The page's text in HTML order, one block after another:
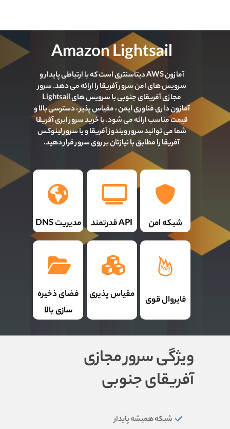
Amazon Lightsail
آمازون AWS دیتاسنتری است که با ارتباطی پایدار و
سرویس های امن سرور آفریقا را ارائه می دهد. سرور
مجازی آفریقای جنوبی با سرویس های Lightsail
آمازون داری فناوری ایمن ، مقیاس پذیر ، دسترسی بالا و
قیمت مناسب ارائه می شود. با خرید سرور ابری آفریقا
شما می توانید سرور ویندوز آفریقا و یا سرور لینوکس
آفریقا را مطابق با نیازتان بر روی سرور قرار دهید.
مدیریت DNS API قدرتمند شبکه امن
فضای ذخیره
سازی بالا
مقیاس پذیری فایروال قوی
ویژگی سرور مجازی
آفریقای جنوبی
شبکه همیشه پایدار